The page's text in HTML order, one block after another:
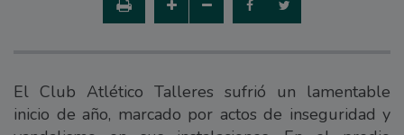
El Club Atlético Talleres sufrió un lamentable
inicio de año, marcado por actos de inseguridad y